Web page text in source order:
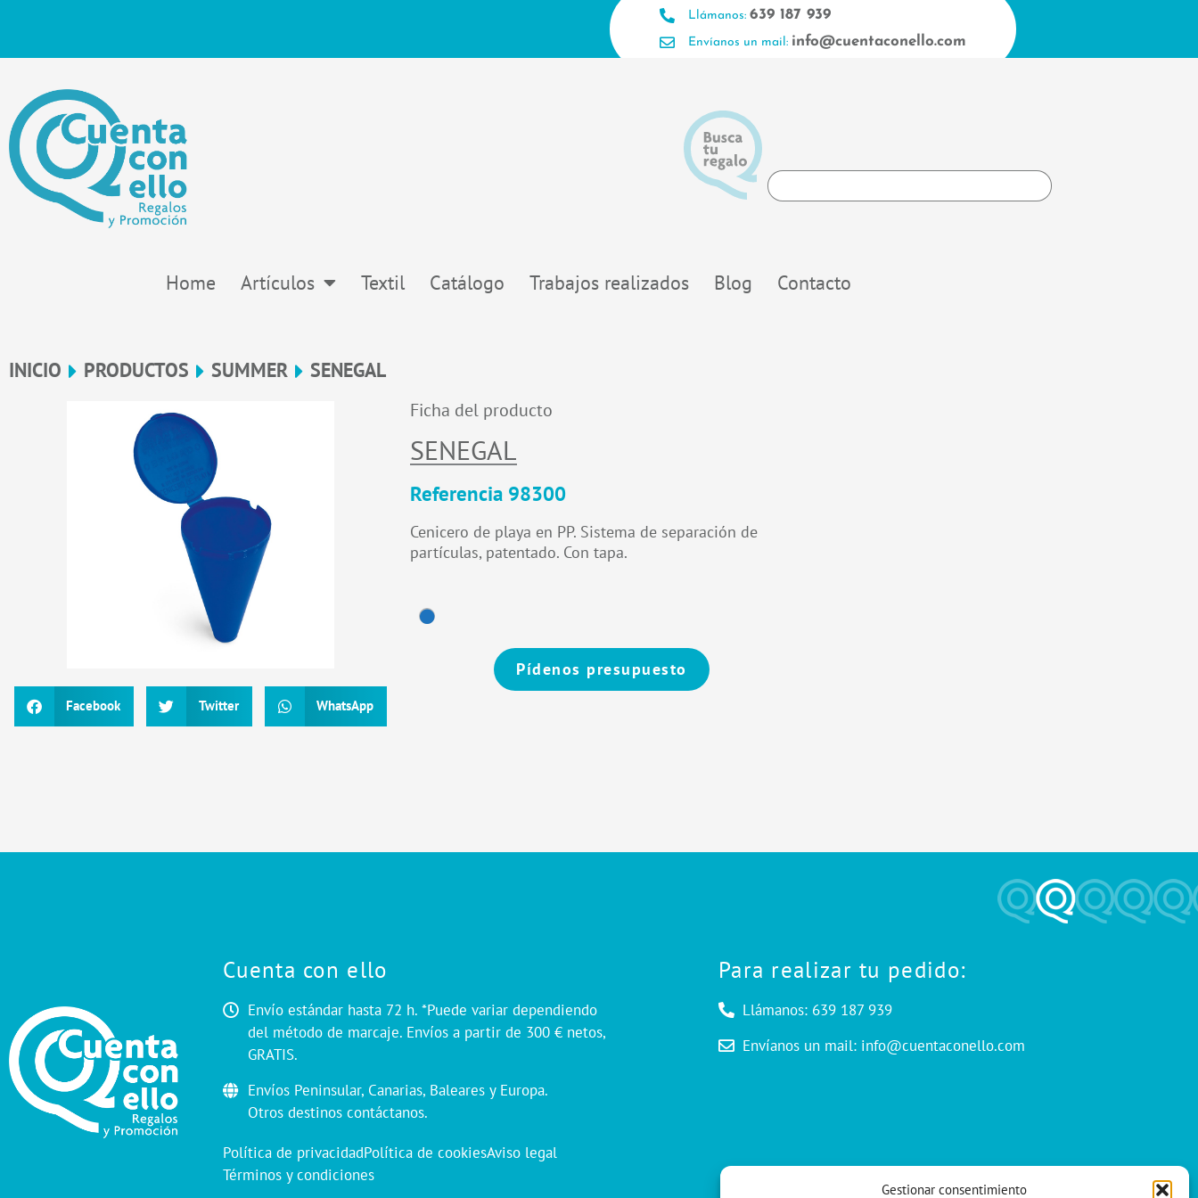
Gestionar consentimiento
Llámanos: 639 187 939
Envíanos un mail: info@cuentaconello.com
Search
...
Home Artículos Textil Catálogo Trabajos realizados Blog Contacto
INICIO PRODUCTOS SUMMER SENEGAL
Facebook Twitter WhatsApp
Ficha del producto
SENEGAL
Referencia 98300
Cenicero de playa en PP. Sistema de separación de
partículas, patentado. Con tapa.
Pídenos presupuesto
Cuenta con ello
Envío estándar hasta 72 h. *Puede variar dependiendo
del método de marcaje. Envíos a partir de 300 € netos,
GRATIS.
Envíos Peninsular, Canarias, Baleares y Europa.
Otros destinos contáctanos.
Política de privacidadPolítica de cookiesAviso legal
Términos y condiciones
Para realizar tu pedido:
Llámanos: 639 187 939
Envíanos un mail: info@cuentaconello.com